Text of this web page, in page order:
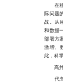
在移
际问题
战。从
和数据
部署方
激增、
此，科
高并
代驾